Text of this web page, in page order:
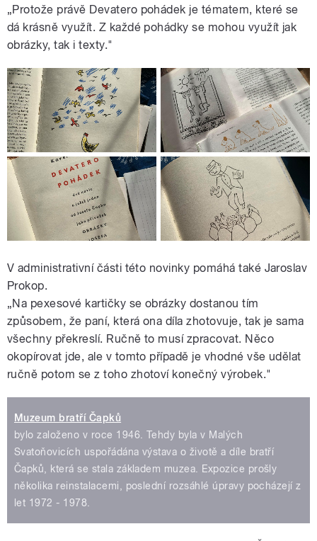
„Protože právě Devatero pohádek je tématem, které se
dá krásně využít. Z každé pohádky se mohou využít jak
obrázky, tak i texty."
V administrativní části této novinky pomáhá také Jaroslav
Prokop.
„Na pexesové kartičky se obrázky dostanou tím
způsobem, že paní, která ona díla zhotovuje, tak je sama
všechny překreslí. Ručně to musí zpracovat. Něco
okopírovat jde, ale v tomto případě je vhodné vše udělat
ručně potom se z toho zhotoví konečný výrobek."
Muzeum bratří Čapků
bylo založeno v roce 1946. Tehdy byla v Malých
Svatoňovicích uspořádána výstava o životě a díle bratří
Čapků, která se stala základem muzea. Expozice prošly
několika reinstalacemi, poslední rozsáhlé úpravy pocházejí z
let 1972 - 1978.